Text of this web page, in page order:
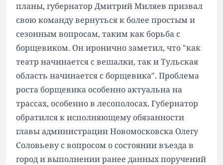
планы, губернатор Дмитрий Миляев призвал
свою команду вернуться к более простым и
сезонным вопросам, таким как борьба с
борщевиком. Он иронично заметил, что "как
театр начинается с вешалки, так и Тульская
область начинается с борщевика". Проблема
роста борщевика особенно актуальна на
трассах, особенно в лесополосах. Губернатор
обратился к исполняющему обязанности
главы администрации Новомосковска Олегу
Соловьеву с вопросом о состоянии въезда в
город и выполнении ранее данных поручений